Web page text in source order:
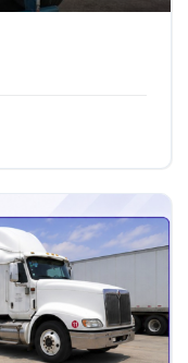
Azul